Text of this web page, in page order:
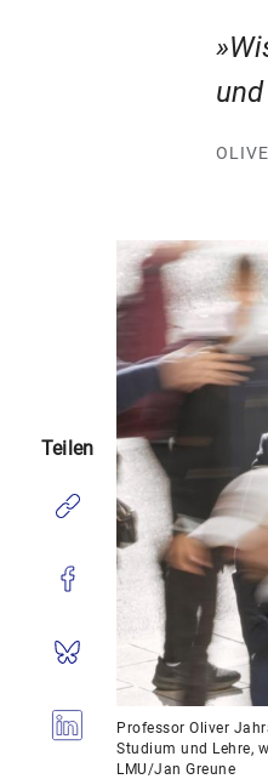
Professor Oliver
Studium und Lehre,
LMU/Jan Greune
Teilen